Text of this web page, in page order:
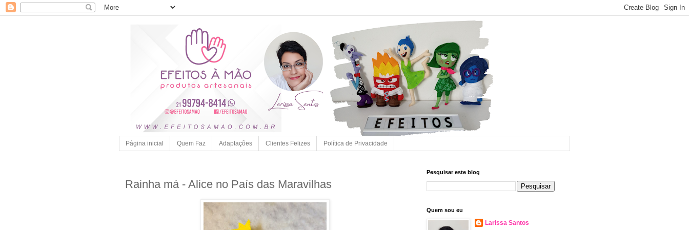
Página inicial Quem Faz Adaptações Clientes Felizes Política de Privacidade
Rainha má - Alice no País das Maravilhas
Pesquisar este blog
Quem sou eu
Larissa Santos